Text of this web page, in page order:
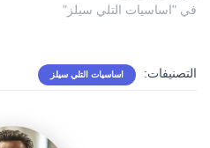
في "اساسيات التلي سيلز"
التصنيفات: اساسيات التلي سيلز